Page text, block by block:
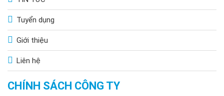
Tuyển dụng
Giới thiệu
Liên hệ
CHÍNH SÁCH CÔNG TY